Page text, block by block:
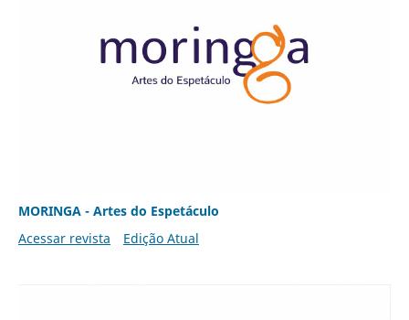
MORINGA - Artes do Espetáculo
Acessar revista
Edição Atual